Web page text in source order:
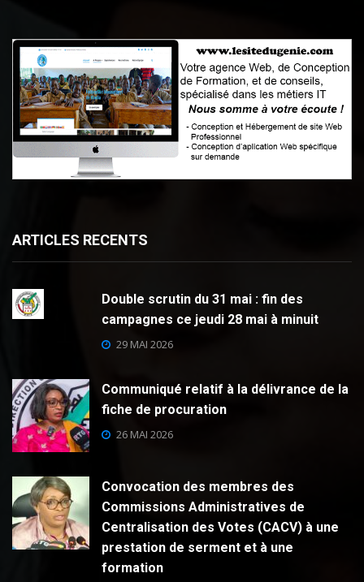
ARTICLES RECENTS
Double scrutin du 31 mai : fin des
campagnes ce jeudi 28 mai à minuit
29 MAI 2026
Communiqué relatif à la délivrance de la
fiche de procuration
26 MAI 2026
Convocation des membres des
Commissions Administratives de
Centralisation des Votes (CACV) à une
prestation de serment et à une
formation